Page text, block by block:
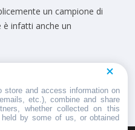
un campione di
è infatti anche un
store and access information on
etc.), combine and share
whether collected on this
by some of us, or obtained